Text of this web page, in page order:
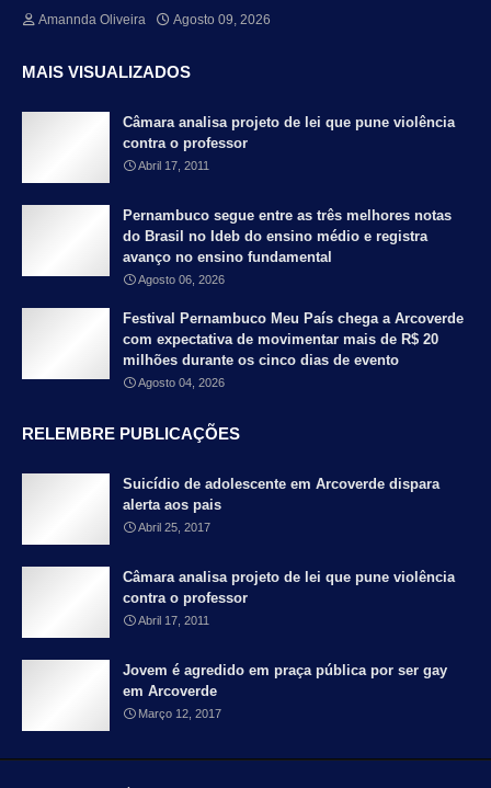
Amannda Oliveira Agosto 09, 2026
MAIS VISUALIZADOS
Câmara analisa projeto de lei que pune violência
contra o professor
Abril 17, 2011
Pernambuco segue entre as três melhores notas
do Brasil no Ideb do ensino médio e registra
avanço no ensino fundamental
Agosto 06, 2026
Festival Pernambuco Meu País chega a Arcoverde
com expectativa de movimentar mais de R$ 20
milhões durante os cinco dias de evento
Agosto 04, 2026
RELEMBRE PUBLICAÇÕES
Suicídio de adolescente em Arcoverde dispara
alerta aos pais
Abril 25, 2017
Câmara analisa projeto de lei que pune violência
contra o professor
Abril 17, 2011
Jovem é agredido em praça pública por ser gay
em Arcoverde
Março 12, 2017